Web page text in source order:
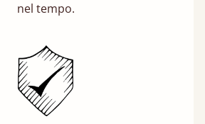
nel tempo.